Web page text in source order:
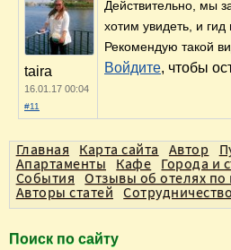
taira
16.01.17 00:04
#11
Действительно, мы
хотим увидеть, и гид
Рекомендую такой
Войдите, чтобы
Главная Карта сайта Автор
Апартаменты Кафе Города и
События Отзывы об отелях по
Авторы статей
Поиск по сайту